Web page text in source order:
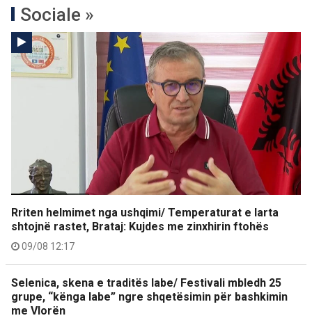
Sociale »
Rriten helmimet nga ushqimi/ Temperaturat e larta
shtojnë rastet, Brataj: Kujdes me zinxhirin ftohës
09/08 12:17
Selenica, skena e traditës labe/ Festivali mbledh 25
grupe, “kënga labe” ngre shqetësimin për bashkimin
me Vlorën